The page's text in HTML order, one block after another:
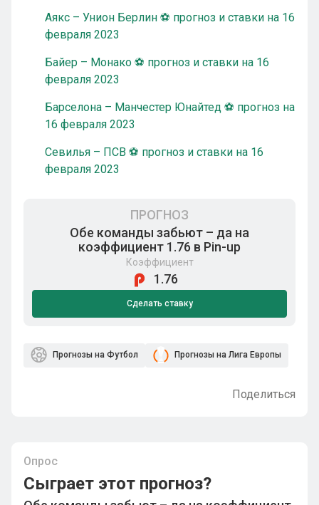
Аякс – Унион Берлин ⚽ прогноз и ставки на 16
февраля 2023
Байер – Монако ⚽ прогноз и ставки на 16
февраля 2023
Барселона – Манчестер Юнайтед ⚽ прогноз на
16 февраля 2023
Севилья – ПСВ ⚽ прогноз и ставки на 16
февраля 2023
ПРОГНОЗ
Обе команды забьют – да на
коэффициент 1.76 в Pin-up
Коэффициент
1.76
Сделать ставку
Прогнозы на Футбол Прогнозы на Лига Европы
Поделиться
Опрос
Сыграет этот прогноз?